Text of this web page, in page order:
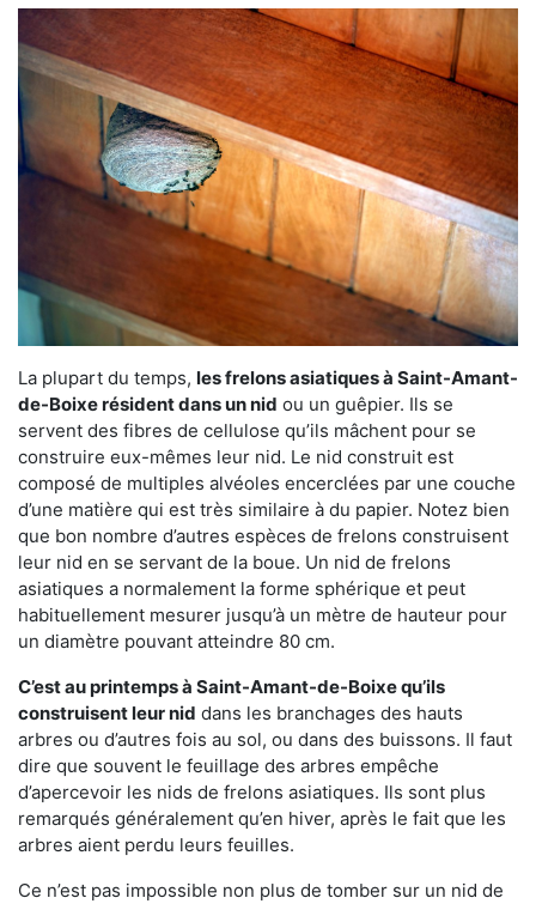
La plupart du temps, les frelons asiatiques à Saint-Amant-
de-Boixe résident dans un nid ou un guêpier. Ils se
servent des fibres de cellulose qu’ils mâchent pour se
construire eux-mêmes leur nid. Le nid construit est
composé de multiples alvéoles encerclées par une couche
d’une matière qui est très similaire à du papier. Notez bien
que bon nombre d’autres espèces de frelons construisent
leur nid en se servant de la boue. Un nid de frelons
asiatiques a normalement la forme sphérique et peut
habituellement mesurer jusqu’à un mètre de hauteur pour
un diamètre pouvant atteindre 80 cm.
C’est au printemps à Saint-Amant-de-Boixe qu’ils
construisent leur nid dans les branchages des hauts
arbres ou d’autres fois au sol, ou dans des buissons. Il faut
dire que souvent le feuillage des arbres empêche
d’apercevoir les nids de frelons asiatiques. Ils sont plus
remarqués généralement qu’en hiver, après le fait que les
arbres aient perdu leurs feuilles.
Ce n’est pas impossible non plus de tomber sur un nid de